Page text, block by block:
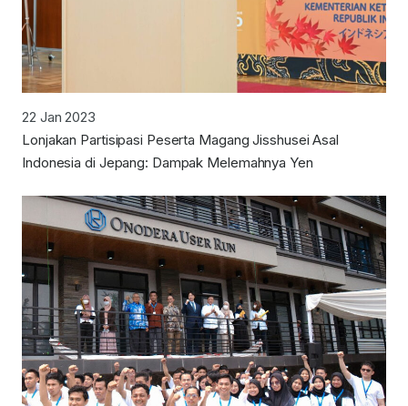
22 Jan 2023
Lonjakan Partisipasi Peserta Magang Jisshusei Asal
Indonesia di Jepang: Dampak Melemahnya Yen